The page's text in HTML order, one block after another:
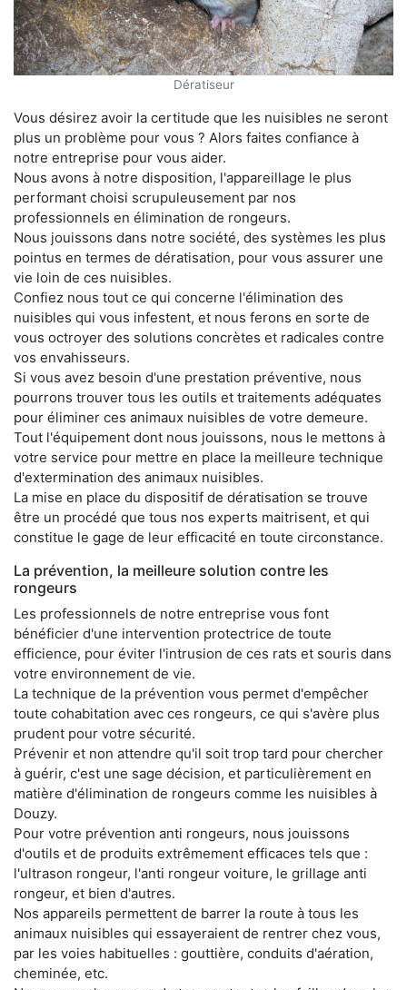
Dératiseur
Vous désirez avoir la certitude que les nuisibles ne seront
plus un problème pour vous ? Alors faites confiance à
notre entreprise pour vous aider.
Nous avons à notre disposition, l'appareillage le plus
performant choisi scrupuleusement par nos
professionnels en élimination de rongeurs.
Nous jouissons dans notre société, des systèmes les plus
pointus en termes de dératisation, pour vous assurer une
vie loin de ces nuisibles.
Confiez nous tout ce qui concerne l'élimination des
nuisibles qui vous infestent, et nous ferons en sorte de
vous octroyer des solutions concrètes et radicales contre
vos envahisseurs.
Si vous avez besoin d'une prestation préventive, nous
pourrons trouver tous les outils et traitements adéquates
pour éliminer ces animaux nuisibles de votre demeure.
Tout l'équipement dont nous jouissons, nous le mettons à
votre service pour mettre en place la meilleure technique
d'extermination des animaux nuisibles.
La mise en place du dispositif de dératisation se trouve
être un procédé que tous nos experts maitrisent, et qui
constitue le gage de leur efficacité en toute circonstance.
La prévention, la meilleure solution contre les
rongeurs
Les professionnels de notre entreprise vous font
bénéficier d'une intervention protectrice de toute
efficience, pour éviter l'intrusion de ces rats et souris dans
votre environnement de vie.
La technique de la prévention vous permet d'empêcher
toute cohabitation avec ces rongeurs, ce qui s'avère plus
prudent pour votre sécurité.
Prévenir et non attendre qu'il soit trop tard pour chercher
à guérir, c'est une sage décision, et particulièrement en
matière d'élimination de rongeurs comme les nuisibles à
Douzy.
Pour votre prévention anti rongeurs, nous jouissons
d'outils et de produits extrêmement efficaces tels que :
l'ultrason rongeur, l'anti rongeur voiture, le grillage anti
rongeur, et bien d'autres.
Nos appareils permettent de barrer la route à tous les
animaux nuisibles qui essayeraient de rentrer chez vous,
par les voies habituelles : gouttière, conduits d'aération,
cheminée, etc.